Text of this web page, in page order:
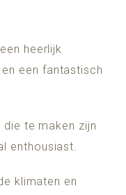
heerlijk
een fantastisch
te maken zijn
enthousiast.
klimaten en